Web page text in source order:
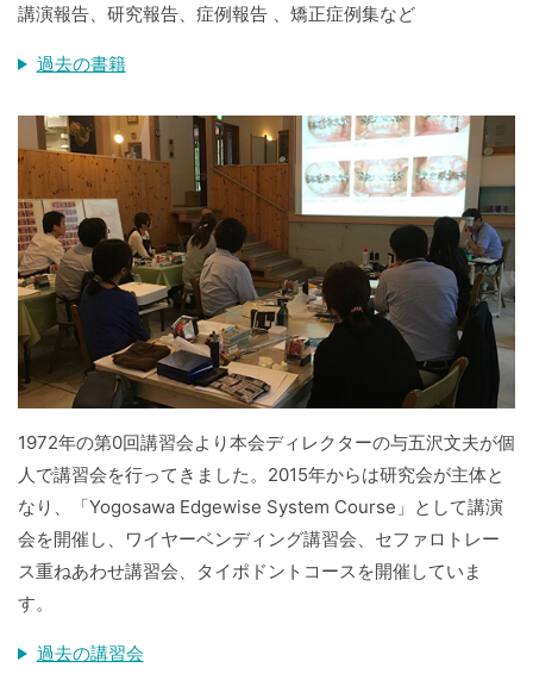
講演報告、研究報告、症例報告 、矯正症例集など
過去の書籍
1972年の第0回講習会より本会ディレクターの与五沢文夫が個
人で講習会を行ってきました。2015年からは研究会が主体と
なり、「Yogosawa Edgewise System Course」として講演
会を開催し、ワイヤーベンディング講習会、セファロトレー
ス重ねあわせ講習会、タイポドントコースを開催していま
す。
過去の講習会